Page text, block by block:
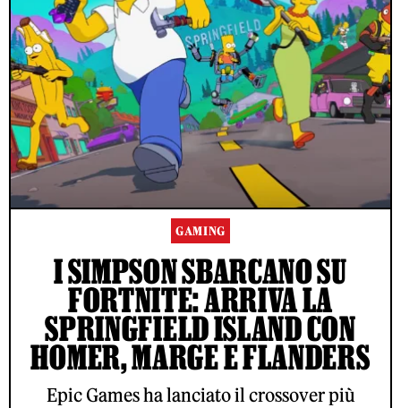
GAMING
I SIMPSON SBARCANO SU
FORTNITE: ARRIVA LA
SPRINGFIELD ISLAND CON
HOMER, MARGE E FLANDERS
Epic Games ha lanciato il crossover più